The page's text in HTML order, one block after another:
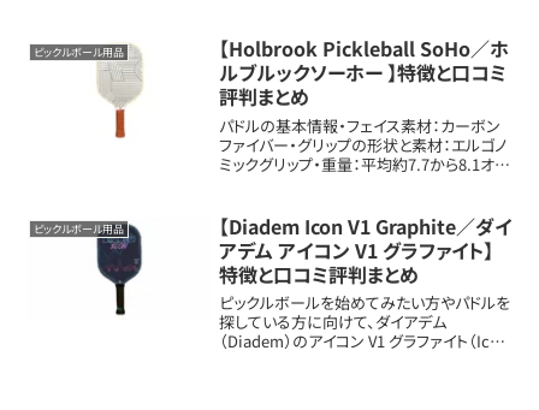
×16mm厚...
ピックルボール用品
【Holbrook Pickleball SoHo／ホ
ルブルックソーホー 】特徴と口コミ
評判まとめ
パドルの基本情報・フェイス素材：カーボン
ファイバー・グリップの形状と素材：エルゴノ
ミックグリップ・重量：平均約7.7から8.1オン
19.8cm...
ピックルボール用品
【Diadem Icon V1 Graphite／ダイ
アデム アイコン V1 グラファイト】
特徴と口コミ評判まとめ
ピックルボールを始めてみたい方やパドルを
探している方に向けて、ダイアデム
（Diadem）のアイコン V1 グラファイト（Icon